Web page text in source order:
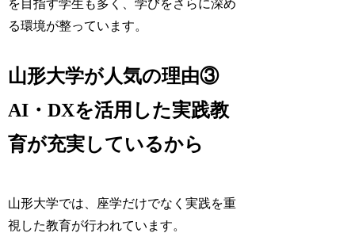
を目指す学生も多く、学びをさらに深め
る環境が整っています。
山形大学が人気の理由③
AI・DXを活用した実践教
育が充実しているから
山形大学では、座学だけでなく実践を重
視した教育が行われています。